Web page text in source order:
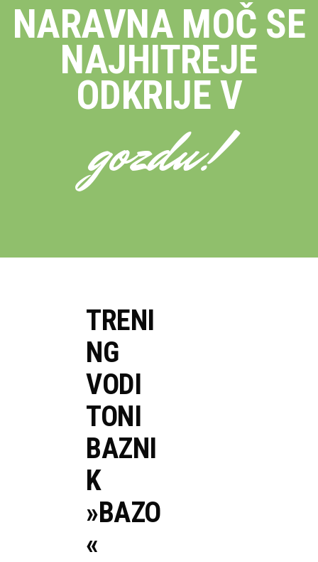
NARAVNA MOČ SE
NAJHITREJE
ODKRIJE V
gozdu!
TRENI
NG
VODI
TONI
BAZNI
K
»BAZO
«